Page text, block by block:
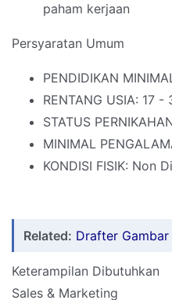
paham kerjaan
Persyaratan Umum
PENDIDIKAN
RENTANG USIA: 17 -
STATUS
MINIMAL
KONDISI FISIK: Non
Related: Drafter
Keterampilan Dibutuhkan
Sales & Marketing